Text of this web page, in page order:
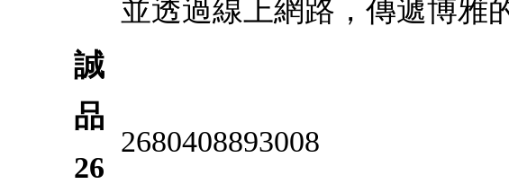
並透過線上網路，傳遞博雅
誠
品
26
2680408893008